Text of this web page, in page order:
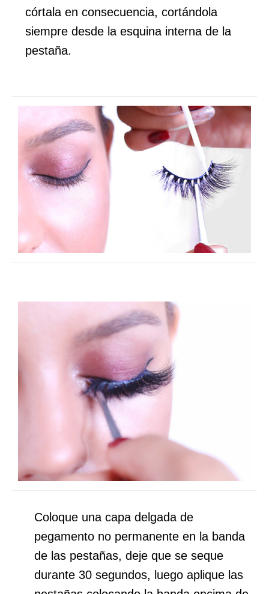
córtala en consecuencia, cortándola
siempre desde la esquina interna de la
pestaña.
Coloque una capa delgada de
pegamento no permanente en la banda
de las pestañas, deje que se seque
durante 30 segundos, luego aplique las